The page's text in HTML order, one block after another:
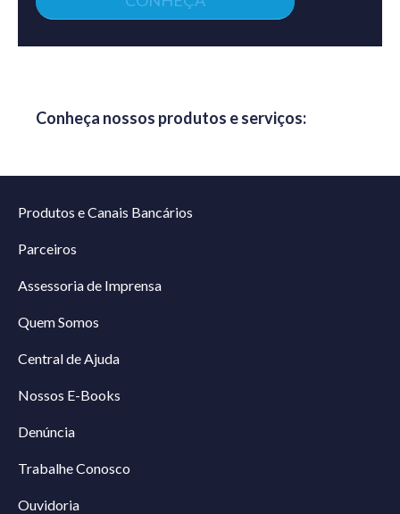
Conheça nossos produtos e serviços:
Produtos e Canais Bancários
Parceiros
Assessoria de Imprensa
Quem Somos
Central de Ajuda
Nossos E-Books
Denúncia
Trabalhe Conosco
Ouvidoria